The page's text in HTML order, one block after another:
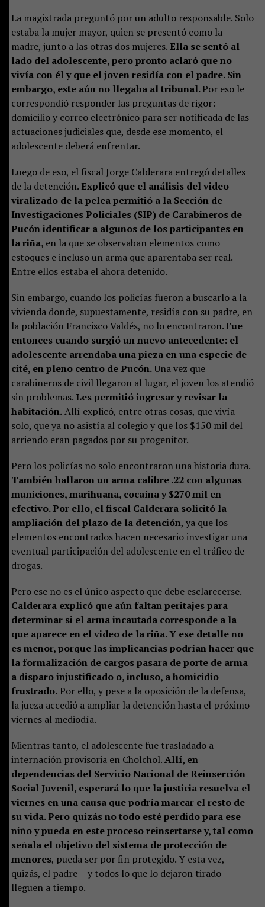
La magistrada preguntó por un adulto responsable. Solo
estaba la mujer mayor, quien se presentó como la
madre, junto a las otras dos mujeres. Ella se sentó al
lado del adolescente, pero pronto aclaró que no
vivía con él y que el joven residía con el padre. Sin
embargo, este aún no llegaba al tribunal.Por eso le
correspondió responder las preguntas de rigor:
domicilio y correo electrónico para ser notificada de las
actuaciones judiciales que, desde ese momento, el
adolescente deberá enfrentar.
Luego de eso, el fiscal Jorge Calderara entregó detalles
de la detención. Explicó que el análisis del video
viralizado de la pelea permitió a la Sección de
Investigaciones Policiales (SIP) de Carabineros de
Pucón identificar a algunos de los participantes en
la riña, en la que se observaban elementos como
estoques e incluso un arma que aparentaba ser real.
Entre ellos estaba el ahora detenido.
Sin embargo, cuando los policías fueron a buscarlo a la
vivienda donde, supuestamente, residía con su padre, en
la población Francisco Valdés, no lo encontraron.Fue
entonces cuando surgió un nuevo antecedente: el
adolescente arrendaba una pieza en una especie de
cité, en pleno centro de Pucón.Una vez que
carabineros de civil llegaron al lugar, el joven los atendió
sin problemas. Les permitió ingresar y revisar la
habitación.Allí explicó, entre otras cosas, que vivía
solo, que ya no asistía al colegio y que los $150 mil del
arriendo eran pagados por su progenitor.
Pero los policías no solo encontraron una historia dura.
También hallaron un arma calibre .22 con algunas
municiones, marihuana, cocaína y $270 mil en
efectivo. Por ello, el fiscal Calderara solicitó la
ampliación del plazo de la detención, ya que los
elementos encontrados hacen necesario investigar una
eventual participación del adolescente en el tráfico de
drogas.
Pero ese no es el único aspecto que debe esclarecerse.
Calderara explicó que aún faltan peritajes para
determinar si el arma incautada corresponde a la
que aparece en el video de la riña. Y ese detalle no
es menor, porque las implicancias podrían hacer que
la formalización de cargos pasara de porte de arma
a disparo injustificado o, incluso, a homicidio
frustrado.Por ello, y pese a la oposición de la defensa,
la jueza accedió a ampliar la detención hasta el próximo
viernes al mediodía.
Mientras tanto, el adolescente fue trasladado a
internación provisoria en Cholchol.Allí, en
dependencias del Servicio Nacional de Reinserción
Social Juvenil, esperará lo que la justicia resuelva el
viernes en una causa que podría marcar el resto de
su vida. Pero quizás no todo esté perdido para ese
niño y pueda en este proceso reinsertarse y, tal como
señala el objetivo del sistema de protección de
menores, pueda ser por fin protegido. Y esta vez,
quizás, el padre —y todos lo que lo dejaron tirado—
lleguen a tiempo.